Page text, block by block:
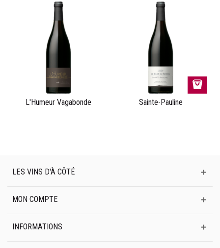
L'Humeur Vagabonde Sainte-Pauline
LES VINS D'À CÔTÉ
MON COMPTE
INFORMATIONS